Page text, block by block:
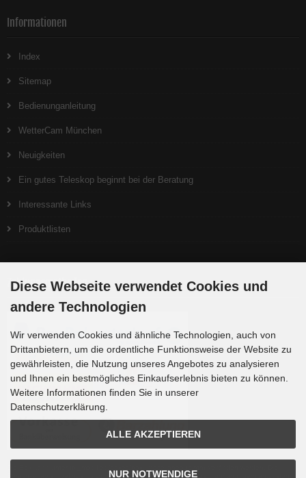
Informationen
Index
Sitemap
Bedienunganleitung
WetterCam München
Neuigkeiten
Ein gutes Teleskop beginnt bei der Beratung
Interessante Links
Produktlisten
Zahlungsmethoden
Sprachvariablen befinden sich in der Datei tpl_modified/lang/german/lang_german.custom.
Diese Webseite verwendet Cookies und
andere Technologien
Wir verwenden Cookies und ähnliche Technologien, auch von
Drittanbietern, um die ordentliche Funktionsweise der Website zu
gewährleisten, die Nutzung unseres Angebotes zu analysieren
und Ihnen ein bestmögliches Einkaufserlebnis bieten zu können.
Weitere Informationen finden Sie in unserer
Datenschutzerklärung.
ALLE AKZEPTIEREN
NUR NOTWENDIGE